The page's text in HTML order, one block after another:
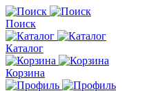
Поиск
Каталог
Корзина